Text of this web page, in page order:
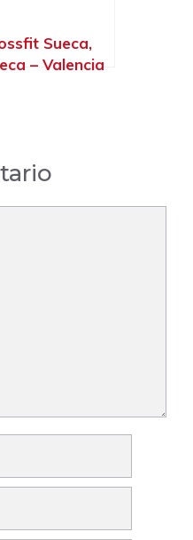
Sueca,
– Valencia